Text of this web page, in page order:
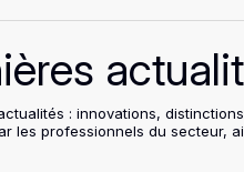
: innovations,
les professionnels du secteur,